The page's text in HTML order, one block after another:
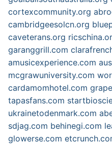
cortexcommunity.org
cambridgeesolcn.org
caveterans.org
garanggrill.com
amusicexperience.com
mcgrawuniversity.com
cardamomhotel.com
tapasfans.com
ukrainetodenmark.com
sdjag.com behinegi.com
glowerse.com